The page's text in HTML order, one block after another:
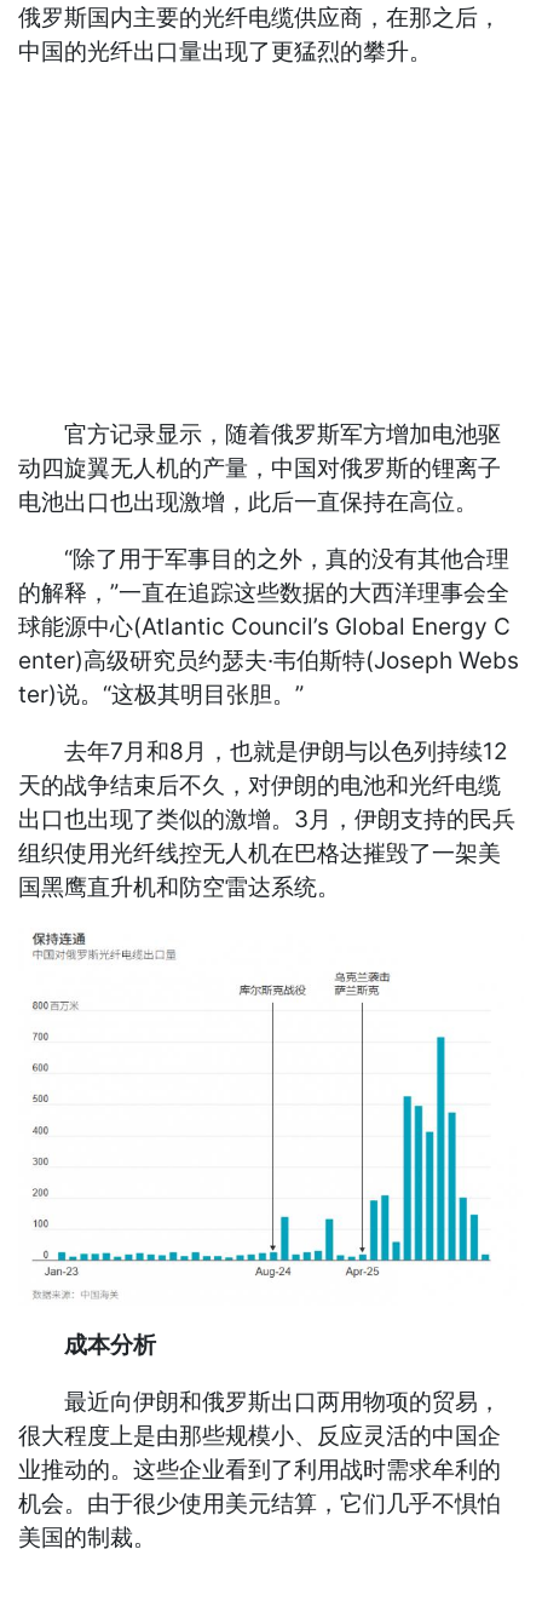
俄罗斯国内主要的光纤电缆供应商，在那之后，
中国的光纤出口量出现了更猛烈的攀升。
官方记录显示，随着俄罗斯军方增加电池驱
动四旋翼无人机的产量，中国对俄罗斯的锂离子
电池出口也出现激增，此后一直保持在高位。
“除了用于军事目的之外，真的没有其他合理
的解释，”一直在追踪这些数据的大西洋理事会全
球能源中心(Atlantic Council’s Global Energy C
enter)高级研究员约瑟夫·韦伯斯特(Joseph Webs
ter)说。“这极其明目张胆。”
去年7月和8月，也就是伊朗与以色列持续12
天的战争结束后不久，对伊朗的电池和光纤电缆
出口也出现了类似的激增。3月，伊朗支持的民兵
组织使用光纤线控无人机在巴格达摧毁了一架美
国黑鹰直升机和防空雷达系统。
成本分析
最近向伊朗和俄罗斯出口两用物项的贸易，
很大程度上是由那些规模小、反应灵活的中国企
业推动的。这些企业看到了利用战时需求牟利的
机会。由于很少使用美元结算，它们几乎不惧怕
美国的制裁。